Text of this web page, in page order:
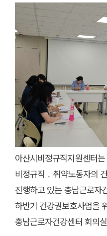
아산시비정규직지원센터
비정규직 ․ 취약노동자의
진행하고 있는 충남근로자
하반기 건강권보호사업을
충남근로자건강센터 회의